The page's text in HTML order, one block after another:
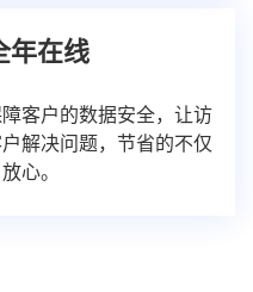
年在线
客户的数据安全，让访
解决问题，节省的不仅
心。